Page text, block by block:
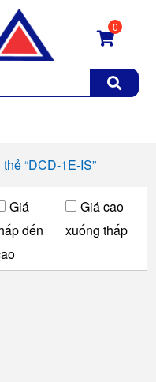
0
“DCD-1E-IS”
Giá
đến
Giá cao
xuống thấp